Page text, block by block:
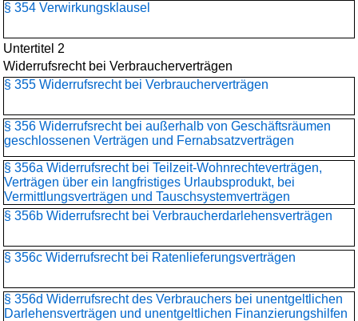
§ 354 Verwirkungsklausel
Untertitel 2
Widerrufsrecht bei Verbraucherverträgen
§ 355 Widerrufsrecht bei Verbraucherverträgen
§ 356 Widerrufsrecht bei außerhalb von Geschäftsräumen
geschlossenen Verträgen und Fernabsatzverträgen
§ 356a Widerrufsrecht bei Teilzeit-Wohnrechteverträgen,
Verträgen über ein langfristiges Urlaubsprodukt, bei
Vermittlungsverträgen und Tauschsystemverträgen
§ 356b Widerrufsrecht bei Verbraucherdarlehensverträgen
§ 356c Widerrufsrecht bei Ratenlieferungsverträgen
§ 356d Widerrufsrecht des Verbrauchers bei unentgeltlichen
Darlehensverträgen und unentgeltlichen Finanzierungshilfen